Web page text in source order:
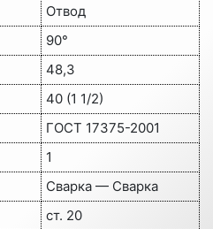
Отвод
90°
48,3
40 (1 1/2)
ГОСТ 17375-2001
1
Сварка — Сварка
ст. 20